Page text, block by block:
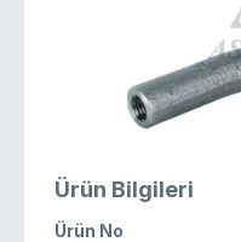
Ürün Bilgileri
Ürün No